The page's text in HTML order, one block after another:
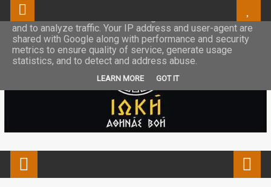
This site uses cookies from Google to deliver its services
and to analyze traffic. Your IP address and user-agent are
shared with Google along with performance and security
metrics to ensure quality of service, generate usage
statistics, and to detect and address abuse.
LEARN MORE GOT IT